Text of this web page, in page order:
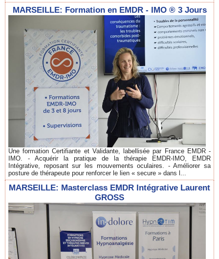
MARSEILLE: Formation en EMDR - IMO ® 3 Jours
Une formation Certifiante et Validante, labellisée par France EMDR -
IMO. - Acquérir la pratique de la thérapie EMDR-IMO, EMDR
Intégrative, reposant sur les mouvements oculaires. - Améliorer sa
posture de thérapeute pour renforcer le lien « secure » dans l...
MARSEILLE: Masterclass EMDR Intégrative Laurent
GROSS